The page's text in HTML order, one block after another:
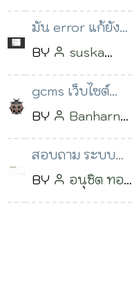
เอกสาร ต้องติด
Sutthi
โพสต์
น.
มัน error แก้ยังไง
ครับ
BY
suska
melasa
โพสต์
เมื่อ 19 พ.ย. 2563
gcms เว็บไซต์
โรงเรียน ชี้ เข้าถึง
หรือดูจากหลายๆ
BY
Banharnx
Cheknorkx
พ.ย. 2563 เวลา
สอบถาม ระบบ
จองยานพาหนะ
BY
อนุชิต ทอง
มา
โพสต์เมื่อ